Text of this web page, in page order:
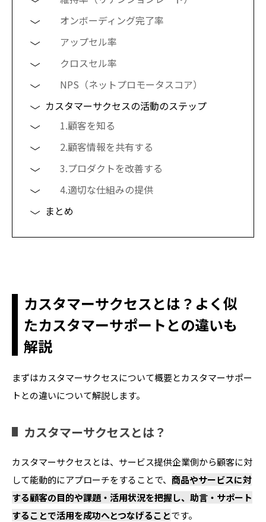
オンボーディング完了率
アップセル率
クロスセル率
NPS（ネットプロモータスコア）
カスタマーサクセスの活動のステップ
1.顧客を知る
2.顧客情報を共有する
3.プロダクトを改善する
4.適切な仕組みの提供
まとめ
カスタマーサクセスとは？よく似
たカスタマーサポートとの違いも
解説
まずはカスタマーサクセスについて概要とカスタマーサポー
トとの違いについて解説します。
カスタマーサクセスとは？
カスタマーサクセスとは、サービス提供企業側から顧客に対
して能動的にアプローチをすることで、 商品やサービスに対
する顧客の目的や課題・活用状況を把握し、助言・サポート
することで活用を成功へとつなげることです。